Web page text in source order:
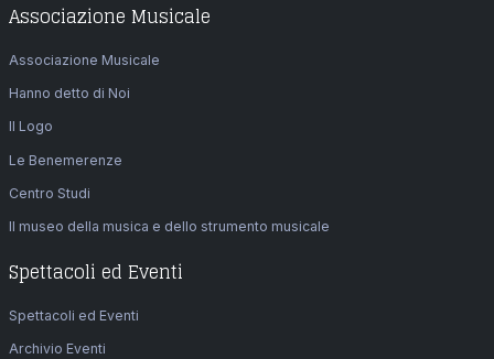
Associazione Musicale
Associazione Musicale
Hanno detto di Noi
Il Logo
Le Benemerenze
Centro Studi
Il museo della musica e dello strumento musicale
Spettacoli ed Eventi
Spettacoli ed Eventi
Archivio Eventi